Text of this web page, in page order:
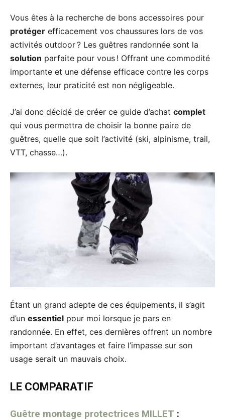
Vous êtes à la recherche de bons accessoires pour
protéger efficacement vos chaussures lors de vos
activités outdoor ? Les guêtres randonnée sont la
solution parfaite pour vous ! Offrant une commodité
importante et une défense efficace contre les corps
externes, leur praticité est non négligeable.
J’ai donc décidé de créer ce guide d’achat complet
qui vous permettra de choisir la bonne paire de
guêtres, quelle que soit l’activité (ski, alpinisme, trail,
VTT, chasse…).
Étant un grand adepte de ces équipements, il s’agit
d’un essentiel pour moi lorsque je pars en
randonnée. En effet, ces dernières offrent un nombre
important d’avantages et faire l’impasse sur son
usage serait un mauvais choix.
LE COMPARATIF
Guêtre montage protectrices MILLET :